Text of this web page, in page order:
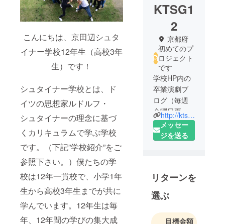
こんにちは、京田辺シュタ
イナー学校12年生（高校3年
生）です！
シュタイナー学校とは、ド
イツの思想家ルドルフ・
シュタイナーの理念に基づ
くカリキュラムで学ぶ学校
です。（下記”学校紹介”をご
参照下さい。）僕たちの学
校は12年一貫校で、小学1年
生から高校3年生までが共に
学んでいます。12年生は毎
年、12年間の学びの集大成
KTSG1
2
京都府
初めてのプ
ロジェクト
です
学校HP内の
卒業演劇ブ
ログ（毎週
金曜日更
新！）はこ
ちらです。
http://ktsg12gd.blogspot.com/
メッセー
ジを送る
リターンを
選ぶ
目標金額